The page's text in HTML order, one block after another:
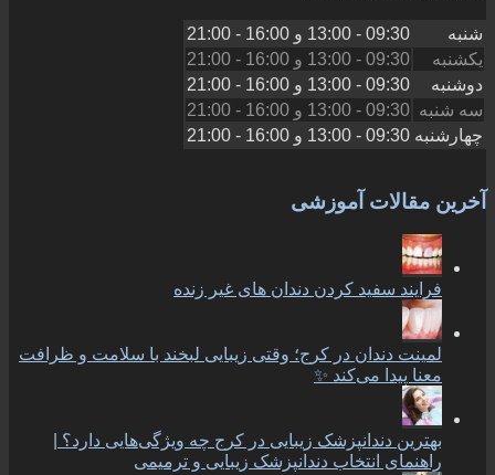
شنبه 09:30 - 13:00 و 16:00 - 21:00
یکشنبه
09:30 - 13:00 و 16:00 - 21:00
دوشنبه
09:30 - 13:00 و 16:00 - 21:00
سه شنبه 09:30 - 13:00 و 16:00 - 21:00
چهارشنبه 09:30 - 13:00 و 16:00 - 21:00
آخرین مقالات آموزشی
فرایند سفید کردن دندان های غیر زنده
لمینت دندان در کرج؛ وقتی زیبایی لبخند با سلامت و ظرافت
معنا پیدا می‌کند ✨
بهترین دندانپزشک زیبایی در کرج چه ویژگی‌هایی دارد؟ |
راهنمای انتخاب دندانپزشک زیبایی و ترمیمی